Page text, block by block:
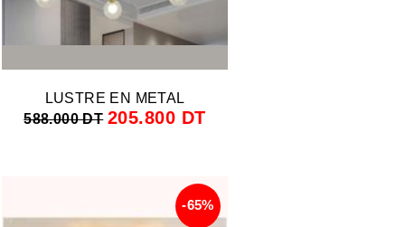
LUSTRE EN METAL
588.000 DT 205.800 DT
-65%